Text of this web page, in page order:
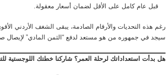
قبل عام كامل على الأقل لضمان أسعار معقولة.
رغم هذه التحديات والأرقام الصادمة، يبقى الشغف الأردني
سيجد في جمهوره من هو مستعد لدفع “الثمن المادي” لإيصال
هل بدأت استعداداتك لرحلة العمر؟ شاركنا خطتك اللوجستية